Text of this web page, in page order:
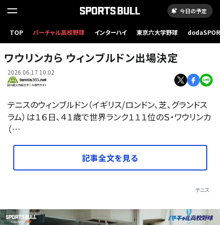
今日の予定
TOP バーチャル高校野球 インターハイ 東京六大学野球
ワウリンカら ウィンブルドン出場決定
2026.06.17 10:02
テニスのウィンブルドン（イギリス/ロンドン、芝、グランドス
ラム）は１６日、４１歳で世界ランク１１１位のＳ・ワウリンカ
（…
記事全文を見る
テニス